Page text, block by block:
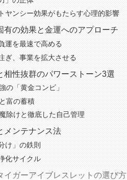
ヤンシー効果がもたらす心理的影響
の効果と金運へのアプローチ
運を最速で高める
ぎ、事業を拡大させる
性抜群のパワーストーン3選
の「黄金コンビ」
富の蓄積
除けと徹底した自己管理
メンテナンス法
け」の鉄則
化サイクル
ガーアイブレスレットの選び方